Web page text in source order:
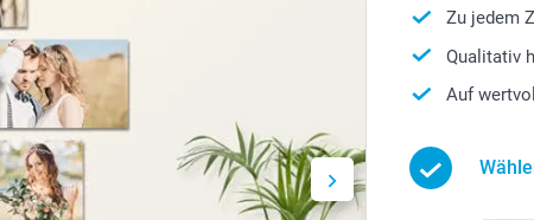
Zu jedem
Qualitativ
Auf